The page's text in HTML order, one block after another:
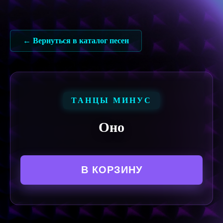
Перейти
содержимому
← Вернуться в каталог песен
ТАНЦЫ МИНУС
Оно
В КОРЗИНУ